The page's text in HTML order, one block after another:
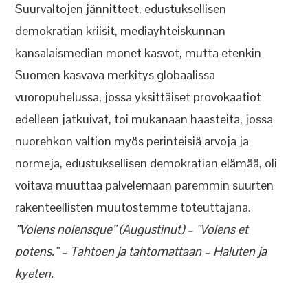
Suurvaltojen jännitteet, edustuksellisen
demokratian kriisit, mediayhteiskunnan
kansalaismedian monet kasvot, mutta etenkin
Suomen kasvava merkitys globaalissa
vuoropuhelussa, jossa yksittäiset provokaatiot
edelleen jatkuivat, toi mukanaan haasteita, jossa
nuorehkon valtion myös perinteisiä arvoja ja
normeja, edustuksellisen demokratian elämää, oli
voitava muuttaa palvelemaan paremmin suurten
rakenteellisten muutostemme toteuttajana.
”Volens nolensque” (Augustinut) – ”Volens et
potens.” – Tahtoen ja tahtomattaan – Haluten ja
kyeten.